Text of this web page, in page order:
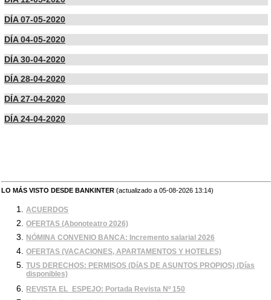
DÍA 07-05-2020
DÍA 04-05-2020
DÍA 30-04-2020
DÍA 28-04-2020
DÍA 27-04-2020
DÍA 24-04-2020
LO MÁS VISTO DESDE BANKINTER (actualizado a 05-08-2026 13:14)
ACUERDOS
OFERTAS (Abonoteatro 2026)
NÓMINA CONVENIO BANCA: Incremento salarial 2026
OFERTAS (VACACIONES, APARTAMENTOS Y HOTELES)
TUS DERECHOS: PERMISOS (DíAS DE ASUNTOS PROPIOS) (Días
disponibles)
REVISTA EL_ESPEJO: Portada Revista Nº 150